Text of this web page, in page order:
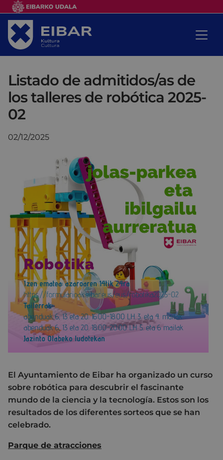
Listado de admitidos/as de
los talleres de robótica 2025-
02
02/12/2025
El Ayuntamiento de Eibar ha organizado un curso
sobre robótica para descubrir el fascinante
mundo de la ciencia y la tecnología. Estos son los
resultados de los diferentes sorteos que se han
celebrado.
Parque de atracciones